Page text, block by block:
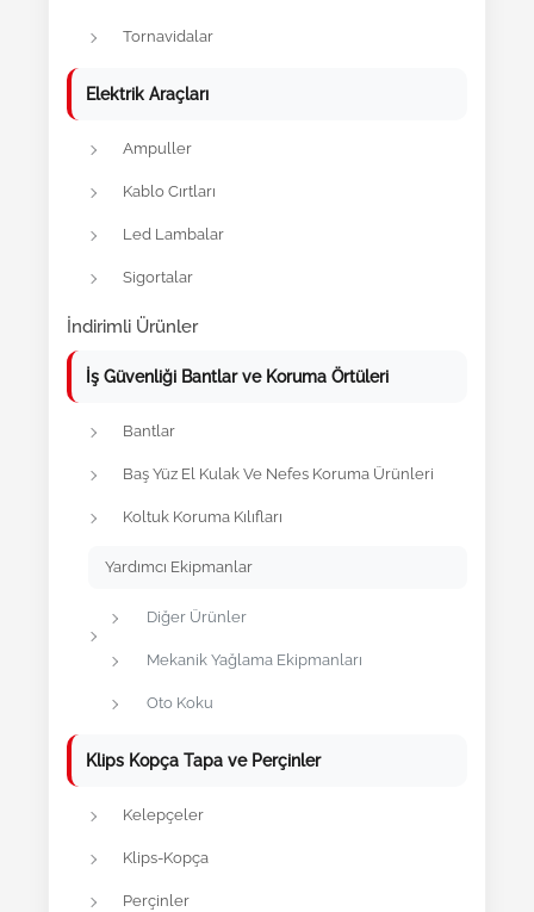
Tornavidalar
Elektrik Araçları
Ampuller
Kablo Cırtları
Led Lambalar
Sigortalar
İndirimli Ürünler
İş Güvenliği Bantlar ve Koruma Örtüleri
Bantlar
Baş Yüz El Kulak Ve Nefes Koruma Ürünleri
Koltuk Koruma Kılıfları
Yardımcı Ekipmanlar
Diğer Ürünler
Mekanik Yağlama Ekipmanları
Oto Koku
Klips Kopça Tapa ve Perçinler
Kelepçeler
Klips-Kopça
Perçinler